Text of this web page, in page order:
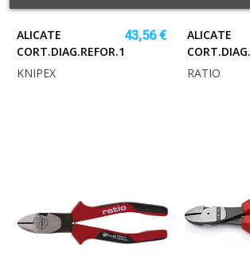
ALICATE
CORT.DIAG.REFOR.180MM.MGO.FUNDA
43,56 €
KNIPEX
ALICATE
RATIO